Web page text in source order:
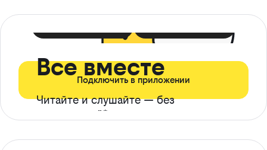
Все вместе
Читайте и слушайте — без
ограничений*
Подключить в приложении